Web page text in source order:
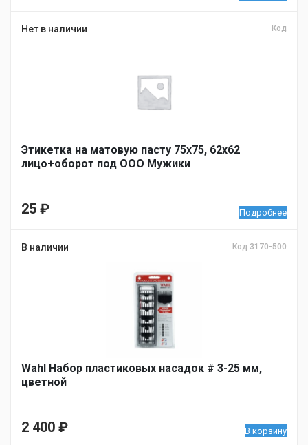
Нет в наличии Код
Этикетка на матовую пасту 75х75, 62х62
лицо+оборот под ООО Мужики
25 ₽ Подробнее
В наличии Код 3170-500
Wahl Набор пластиковых насадок # 3-25 мм,
цветной
2 400 ₽ В корзину